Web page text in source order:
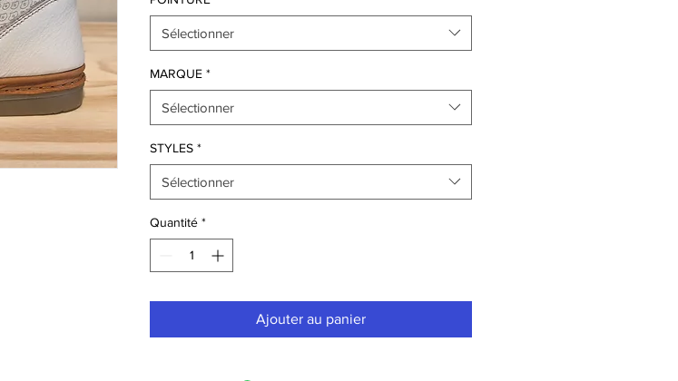
Sélectionner
MARQUE *
Sélectionner
STYLES *
Sélectionner
Quantité *
Ajouter au panier